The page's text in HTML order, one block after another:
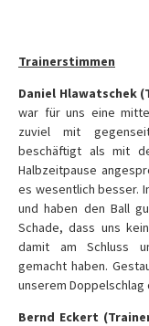
Trainerstimmen
Daniel Hlawatschek
war für uns eine
zuviel mit
beschäftigt als mit
Halbzeitpause
es wesentlich besser.
und haben den Ball
Schade, dass uns
damit am Schluss
gemacht haben.
unserem Doppelschlag
Bernd Eckert